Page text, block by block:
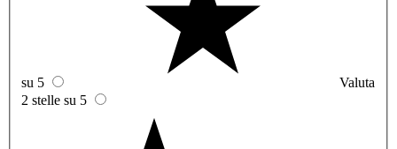
su 5
Valuta
2 stelle su 5